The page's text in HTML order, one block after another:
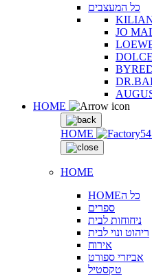
כל המעצבים
JO
HOME
HOME
HOME
HOMEכל ה
ספרים
ניחוחות לבית
ריהוט ונוי לבית
אירוח
אביזרי ספורט
טקסטיל